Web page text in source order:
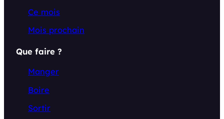
Ce mois
Mois prochain
Que faire ?
Manger
Boire
Sortir